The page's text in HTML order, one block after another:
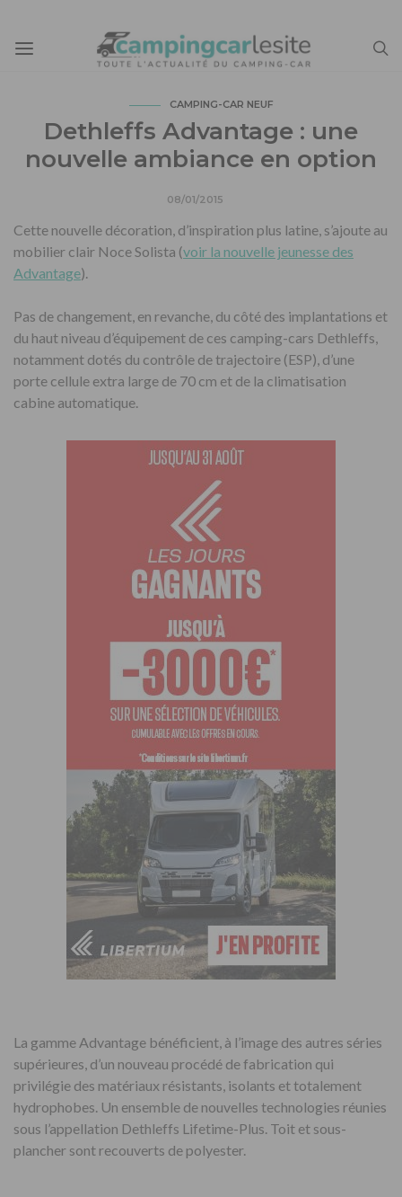
CAMPING-CAR NEUF
Dethleffs Advantage : une
nouvelle ambiance en option
08/01/2015
Cette nouvelle décoration, d’inspiration plus latine, s’ajoute au
mobilier clair Noce Solista (voir la nouvelle jeunesse des
Advantage).
Pas de changement, en revanche, du côté des implantations et
du haut niveau d’équipement de ces camping-cars Dethleffs,
notamment dotés du contrôle de trajectoire (ESP), d’une
porte cellule extra large de 70 cm et de la climatisation
cabine automatique.
La gamme Advantage bénéficient, à l’image des autres séries
supérieures, d’un nouveau procédé de fabrication qui
privilégie des matériaux résistants, isolants et totalement
hydrophobes. Un ensemble de nouvelles technologies réunies
sous l’appellation Dethleffs Lifetime-Plus. Toit et sous-
plancher sont recouverts de polyester.